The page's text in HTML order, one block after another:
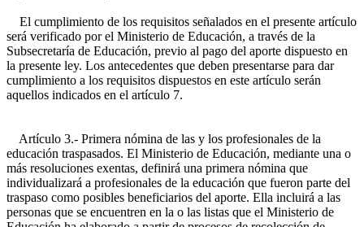
El cumplimiento de los requisitos señalados en el presente artículo
será verificado por el Ministerio de Educación, a través de la
Subsecretaría de Educación, previo al pago del aporte dispuesto en
la presente ley. Los antecedentes que deben presentarse para dar
cumplimiento a los requisitos dispuestos en este artículo serán
aquellos indicados en el artículo 7.
Artículo 3.- Primera nómina de las y los profesionales de la
educación traspasados. El Ministerio de Educación, mediante una o
más resoluciones exentas, definirá una primera nómina que
individualizará a profesionales de la educación que fueron parte del
traspaso como posibles beneficiarios del aporte. Ella incluirá a las
personas que se encuentren en la o las listas que el Ministerio de